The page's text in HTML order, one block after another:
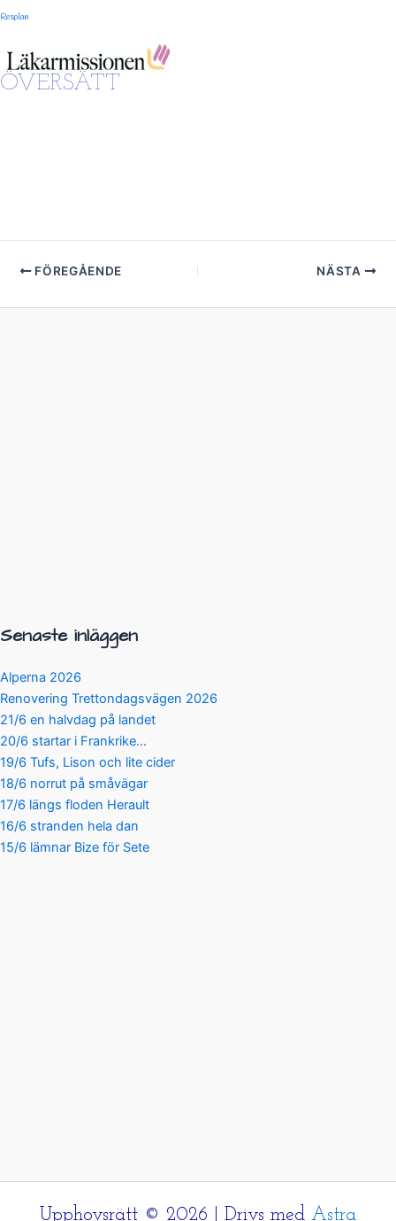
Resplan
ÖVERSÄTT
FÖREGÅENDE NÄSTA
Senaste inläggen
Alperna 2026
Renovering Trettondagsvägen 2026
21/6 en halvdag på landet
20/6 startar i Frankrike…
19/6 Tufs, Lison och lite cider
18/6 norrut på småvägar
17/6 längs floden Herault
16/6 stranden hela dan
15/6 lämnar Bize för Sete
Upphovsrätt © 2026 | Drivs med Astra